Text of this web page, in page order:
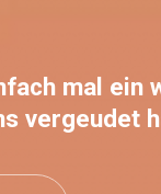
mal ein
vergeudet